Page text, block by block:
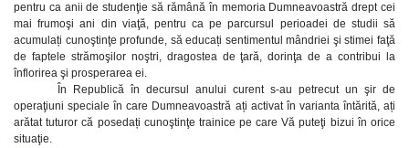
pentru ca anii de studenţie să rămână în memoria Dumneavoastră drept cei
mai frumoşi ani din viaţă, pentru ca pe parcursul perioadei de studii să
acumulați cunoştinţe profunde, să educați sentimentul mândriei şi stimei faţă
de faptele strămoşilor noştri, dragostea de ţară, dorinţa de a contribui la
înflorirea şi prosperarea ei.
În Republică în decursul anului curent s-au petrecut un şir de
operaţiuni speciale în care Dumneavoastră ați activat în varianta întărită, ați
arătat tuturor că posedați cunoştinţe trainice pe care Vă puteţi bizui în orice
situaţie.